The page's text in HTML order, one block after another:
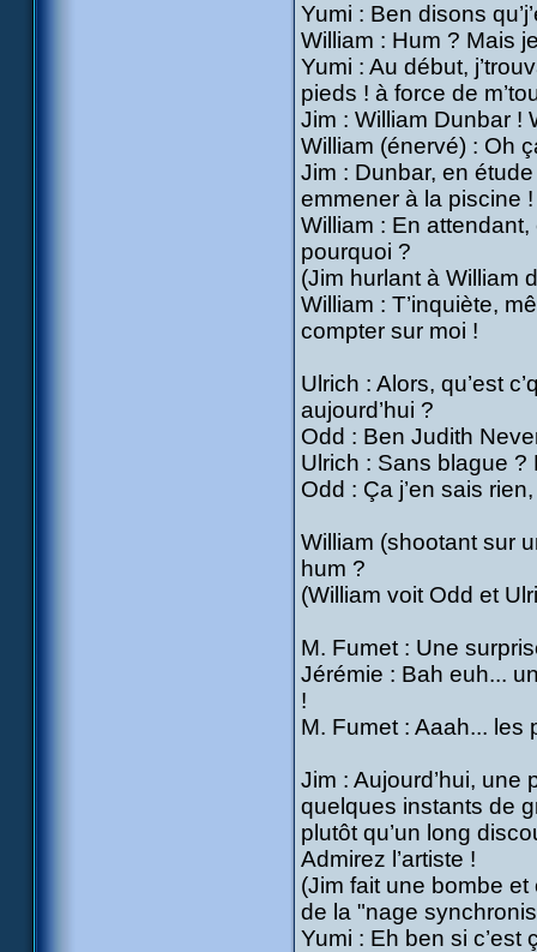
Yumi : Ben disons
William : Hum ? Mais
Yumi : Au début,
pieds ! à force de
Jim : William Dunbar !
William (énervé) : Oh
Jim : Dunbar, en
emmener à la piscine !
William : En attendant,
pourquoi ?
(Jim hurlant à William
William : T’inquiète,
compter sur moi !
Ulrich : Alors, qu’est
aujourd’hui ?
Odd : Ben Judith
Ulrich : Sans blague ?
Odd : Ça j’en sais
William (shootant sur
hum ?
(William voit Odd et
M. Fumet : Une
Jérémie : Bah euh...
!
M. Fumet : Aaah... les
Jim : Aujourd’hui, une
quelques instants de
plutôt qu’un long
Admirez l’artiste !
(Jim fait une bombe
de la "nage
Yumi : Eh ben si c’est